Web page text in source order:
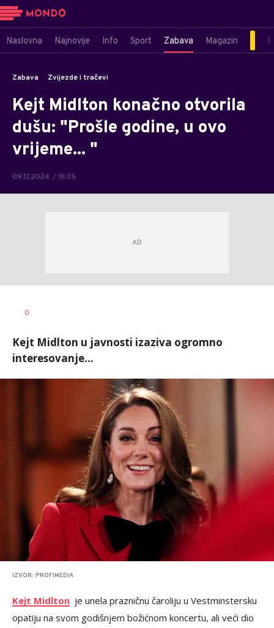
Naslovna Najnovije Info Sport Zabava Magazin
Zabava Zvijezde i tračevi
Kejt Midlton konačno otvorila
dušu: "Prošle godine, u ovo
vrijeme... "
09.12.2024. / 18:35
AUTOR
0
Kejt Midlton u javnosti izaziva ogromno
interesovanje...
IZVOR: PROFIMEDIA
Kejt Midlton je unela prazničnu čaroliju u Vestminstersku
opatiju na svom godišnjem božićnom koncertu, ali veći dio